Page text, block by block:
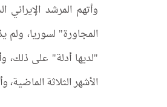
وأتهم المرشد
المجاورة" لسوريا، ولم
"لديها أدلة" على ذلك،
الأشهر الثلاثة